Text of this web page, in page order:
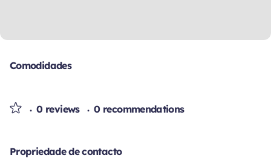
Comodidades
0 reviews 0 recommendations
Propriedade de contacto